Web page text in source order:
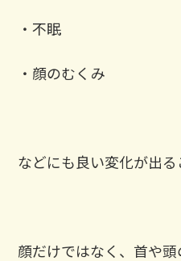
・不眠
・顔のむくみ
などにも良い変化が出る
顔だけではなく、首や